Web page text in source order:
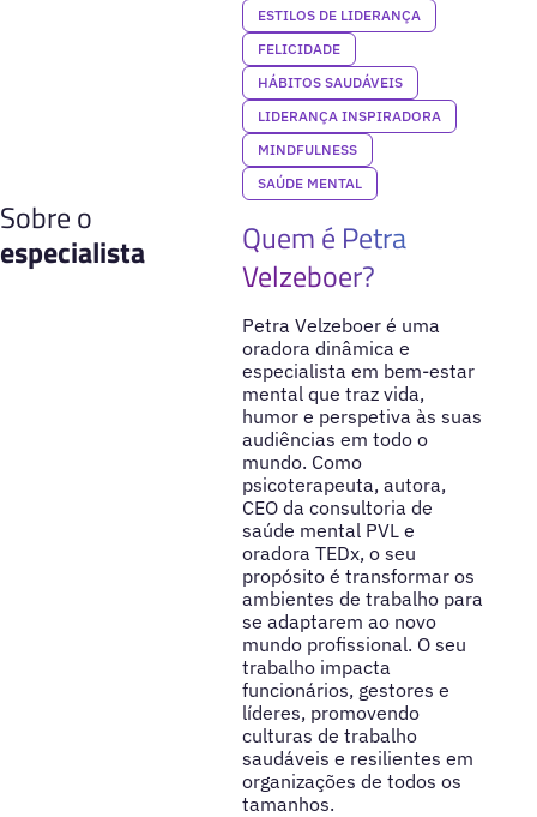
ESTILOS DE LIDERANÇA
FELICIDADE
HÁBITOS SAUDÁVEIS
LIDERANÇA INSPIRADORA
MINDFULNESS
SAÚDE MENTAL
Sobre o
especialista
Quem é Petra
Velzeboer?
Petra Velzeboer é uma
oradora dinâmica e
especialista em bem-estar
mental que traz vida,
humor e perspetiva às suas
audiências em todo o
mundo. Como
psicoterapeuta, autora,
CEO da consultoria de
saúde mental PVL e
oradora TEDx, o seu
propósito é transformar os
ambientes de trabalho para
se adaptarem ao novo
mundo profissional. O seu
trabalho impacta
funcionários, gestores e
líderes, promovendo
culturas de trabalho
saudáveis e resilientes em
organizações de todos os
tamanhos.